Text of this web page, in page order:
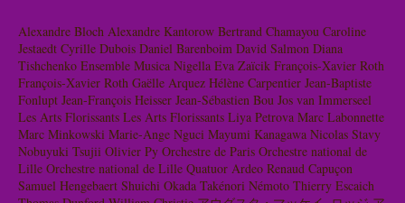
Alexandre Bloch Alexandre Kantorow Bertrand Chamayou Caroline
Jestaedt Cyrille Dubois Daniel Barenboim David Salmon Diana
Tishchenko Ensemble Musica Nigella Eva Zaïcik François-Xavier Roth
François-Xavier Roth Gaëlle Arquez Hélène Carpentier Jean-Baptiste
Fonlupt Jean-François Heisser Jean-Sébastien Bou Jos van Immerseel
Les Arts Florissants Les Arts Florissants Liya Petrova Marc Labonnette
Marc Minkowski Marie-Ange Nguci Mayumi Kanagawa Nicolas Stavy
Nobuyuki Tsujii Olivier Py Orchestre de Paris Orchestre national de
Lille Orchestre national de Lille Quatuor Ardeo Renaud Capuçon
Samuel Hengebaert Shuichi Okada Takénori Némoto Thierry Escaich